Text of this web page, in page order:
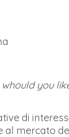
you
di
mercato